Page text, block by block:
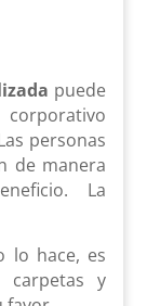
puede
personas
de manera
La
lo hace, es
y